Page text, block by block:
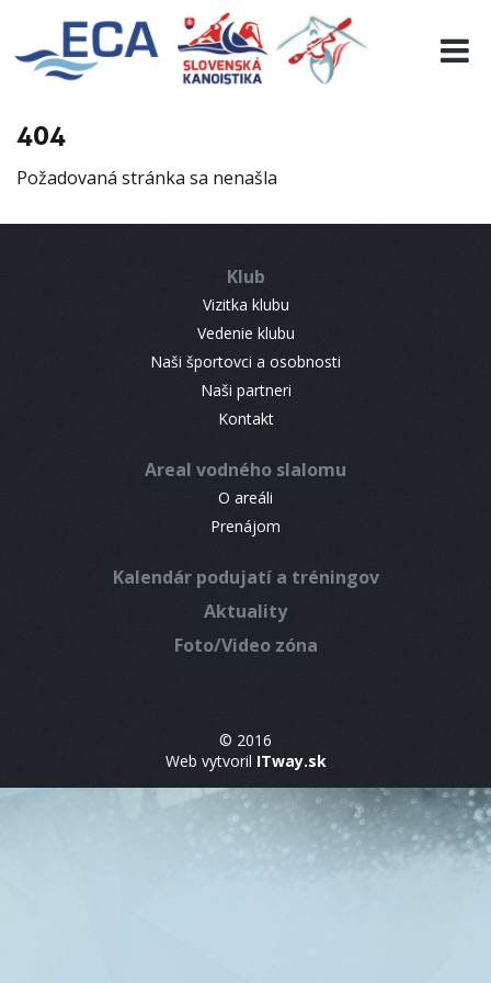
404
Požadovaná stránka sa nenašla
Klub
Vizitka klubu
Vedenie klubu
Naši športovci a osobnosti
Naši partneri
Kontakt
Areal vodného slalomu
O areáli
Prenájom
Kalendár podujatí a tréningov
Aktuality
Foto/Video zóna
© 2016
Web vytvoril ITway.sk
EURO 19
INFO
RESULTS
CONTACT